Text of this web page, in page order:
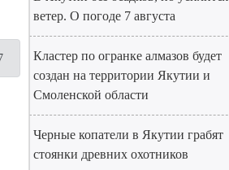
ветер. О погоде 7 августа
Кластер по огранке алмазов будет
создан на территории Якутии и
Смоленской области
Черные копатели в Якутии грабят
стоянки древних охотников